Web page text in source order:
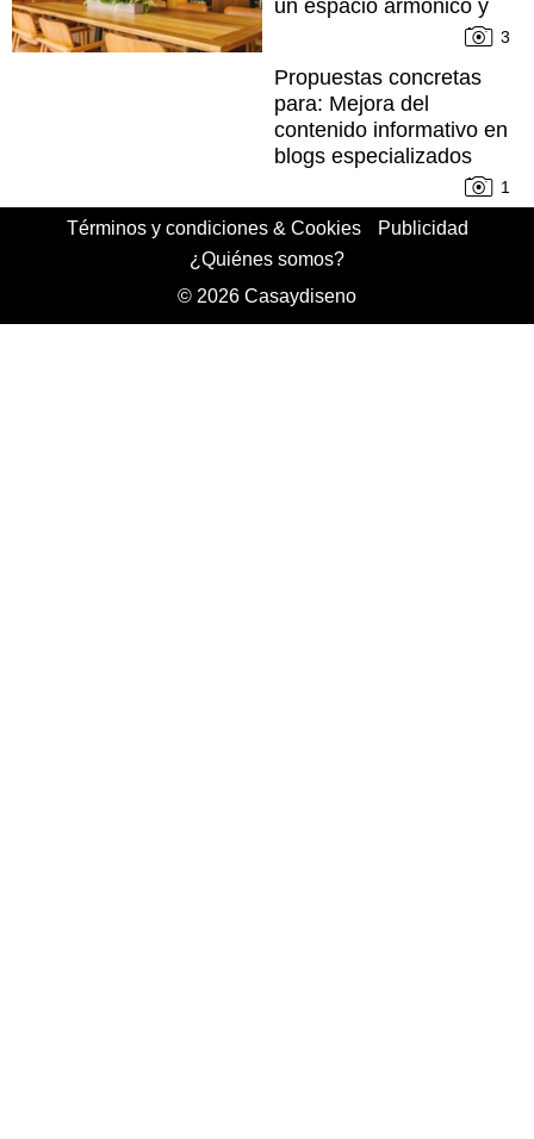
un espacio armónico y
3
Propuestas concretas
para: Mejora del
contenido informativo en
blogs especializados
1
Términos y condiciones & Cookies
Publicidad
¿Quiénes somos?
© 2026 Casaydiseno